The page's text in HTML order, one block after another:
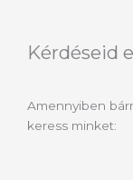
Kérdéseid
Amennyiben
keress minket: